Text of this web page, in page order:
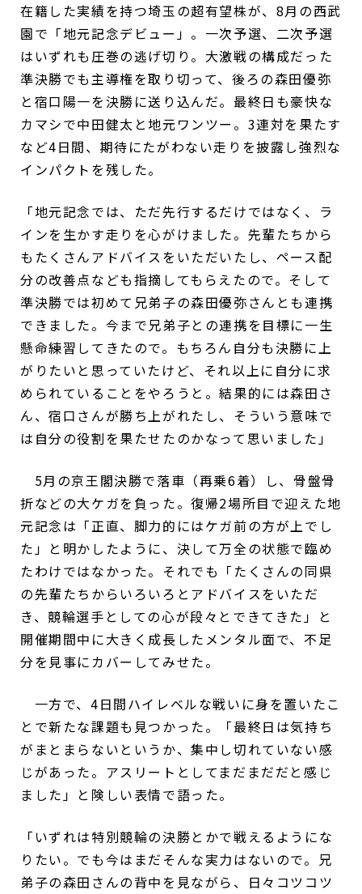
在籍した実績を持つ埼玉の超有望株が、8月の西武
園で「地元記念デビュー」。一次予選、二次予選
はいずれも圧巻の逃げ切り。大激戦の構成だった
準決勝でも主導権を取り切って、後ろの森田優弥
と宿口陽一を決勝に送り込んだ。最終日も豪快な
カマシで中田健太と地元ワンツー。3連対を果たす
など4日間、期待にたがわない走りを披露し強烈な
インパクトを残した。
「地元記念では、ただ先行するだけではなく、ラ
インを生かす走りを心がけました。先輩たちから
もたくさんアドバイスをいただいたし、ペース配
分の改善点なども指摘してもらえたので。そして
準決勝では初めて兄弟子の森田優弥さんとも連携
できました。今まで兄弟子との連携を目標に一生
懸命練習してきたので。もちろん自分も決勝に上
がりたいと思っていたけど、それ以上に自分に求
められていることをやろうと。結果的には森田さ
ん、宿口さんが勝ち上がれたし、そういう意味で
は自分の役割を果たせたのかなって思いました」
5月の京王閣決勝で落車（再乗6着）し、骨盤骨
折などの大ケガを負った。復帰2場所目で迎えた地
元記念は「正直、脚力的にはケガ前の方が上でし
た」と明かしたように、決して万全の状態で臨め
たわけではなかった。それでも「たくさんの同県
の先輩たちからいろいろとアドバイスをいただ
き、競輪選手としての心が段々とできてきた」と
開催期間中に大きく成長したメンタル面で、不足
分を見事にカバーしてみせた。
一方で、4日間ハイレベルな戦いに身を置いたこ
とで新たな課題も見つかった。「最終日は気持ち
がまとまらないというか、集中し切れていない感
じがあった。アスリートとしてまだまだだと感じ
ました」と険しい表情で語った。
「いずれは特別競輪の決勝とかで戦えるようにな
りたい。でも今はまだそんな実力はないので。兄
弟子の森田さんの背中を見ながら、日々コツコツ